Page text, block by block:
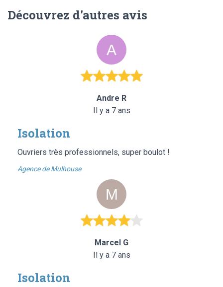
Découvrez d'autres avis
Andre R
Il y a 7 ans
Isolation
Ouvriers très professionnels, super boulot !
Agence de Mulhouse
Marcel G
Il y a 7 ans
Isolation